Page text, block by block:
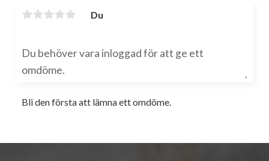
Du
Bli den första att lämna ett omdöme.